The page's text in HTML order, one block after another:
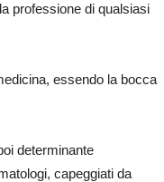
professione di qualsiasi
essendo la bocca
determinante
capeggiati da